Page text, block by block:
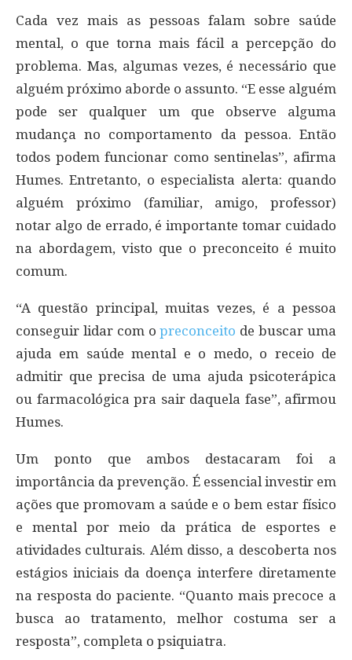
Cada vez mais as pessoas falam sobre saúde
mental, o que torna mais fácil a percepção do
problema. Mas, algumas vezes, é necessário que
alguém próximo aborde o assunto. “E esse alguém
pode ser qualquer um que observe alguma
mudança no comportamento da pessoa. Então
todos podem funcionar como sentinelas”, afirma
Humes. Entretanto, o especialista alerta: quando
alguém próximo (familiar, amigo, professor)
notar algo de errado, é importante tomar cuidado
na abordagem, visto que o preconceito é muito
comum.
“A questão principal, muitas vezes, é a pessoa
conseguir lidar com opreconceito de buscar uma
ajuda em saúde mental e o medo, o receio de
admitir que precisa de uma ajuda psicoterápica
ou farmacológica pra sair daquela fase”, afirmou
Humes.
Um ponto que ambos destacaram foi a
importância da prevenção. É essencial investir em
ações que promovam a saúde e o bem estar físico
e mental por meio da prática de esportes e
atividades culturais. Além disso, a descoberta nos
estágios iniciais da doença interfere diretamente
na resposta do paciente. “Quanto mais precoce a
busca ao tratamento, melhor costuma ser a
resposta”, completa o psiquiatra.